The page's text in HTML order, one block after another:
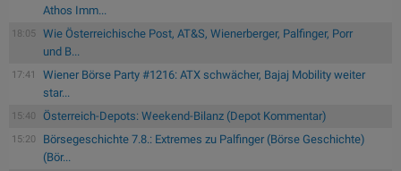
Athos Imm...
18:05
Wie Österreichische Post, AT&S, Wienerberger, Palfinger, Porr
und B...
17:41
Wiener Börse Party #1216: ATX schwächer, Bajaj Mobility weiter
star...
15:40 Österreich-Depots: Weekend-Bilanz (Depot Kommentar)
15:20
Börsegeschichte 7.8.: Extremes zu Palfinger (Börse Geschichte)
(Bör...